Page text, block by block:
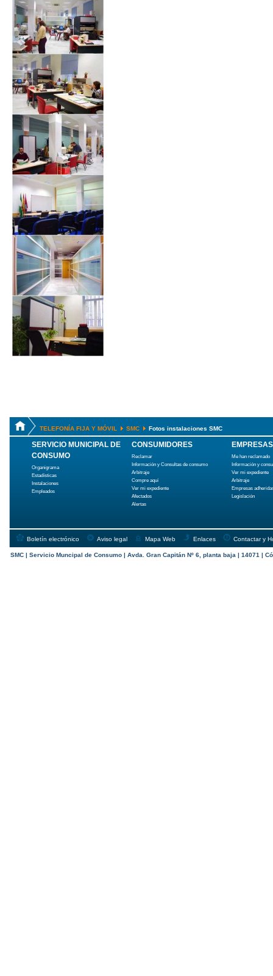
TELEFONÍA FIJA Y MÓVIL SMC Fotos instalaciones SMC
SERVICIO MUNICIPAL DE
CONSUMO
Organigrama
Estadísticas
Instalaciones
Empleados
CONSUMIDORES
Reclamar
Información y Consultas de consumo
Arbitraje
Compre aquí
Ver mi expediente
Afectados
Alertas
EMPRESAS
Me han reclamado
Información y
Ver mi expediente
Arbitraje
Empresas
Legislación
Boletín electrónico Aviso legal Mapa Web Enlaces Contactar y
SMC | Servicio Muncipal de Consumo | Avda. Gran Capitán Nº 6, planta baja | 14071 |